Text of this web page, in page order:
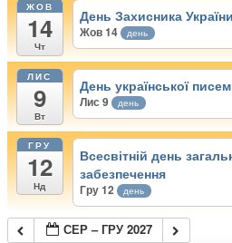
ЖОВ
14
Чт
День Захисника України
Жов 14 день
ЛИС
9
Вт
День української
Лис 9 день
ГРУ
12
Нд
Всесвітній день
забезпечення
Гру 12 день
СЕР – ГРУ 2027